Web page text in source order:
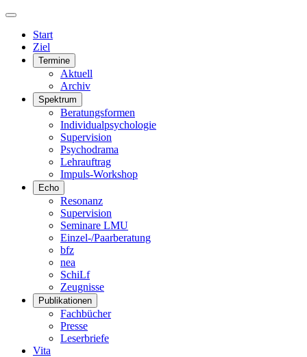
Start
Ziel
Termine
Aktuell
Archiv
Spektrum
Beratungsformen
Individualpsychologie
Supervision
Psychodrama
Lehrauftrag
Impuls-Workshop
Echo
Resonanz
Supervision
Seminare LMU
Einzel-/Paarberatung
bfz
nea
SchiLf
Zeugnisse
Publikationen
Fachbücher
Presse
Leserbriefe
Vita